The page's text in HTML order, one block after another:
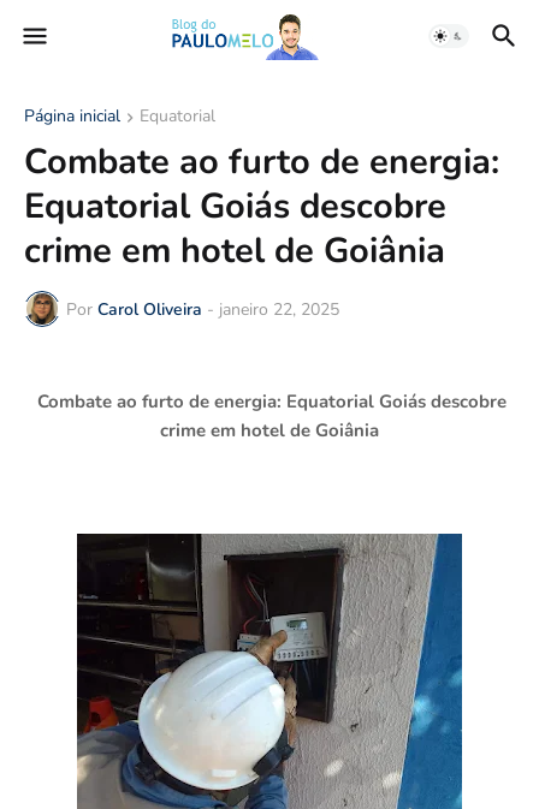
Página inicial Equatorial
Combate ao furto de energia:
Equatorial Goiás descobre
crime em hotel de Goiânia
Por Carol Oliveira - janeiro 22, 2025
Combate ao furto de energia: Equatorial Goiás descobre
crime em hotel de Goiânia